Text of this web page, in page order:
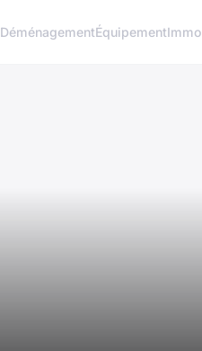
DéménagementÉquipementImmo